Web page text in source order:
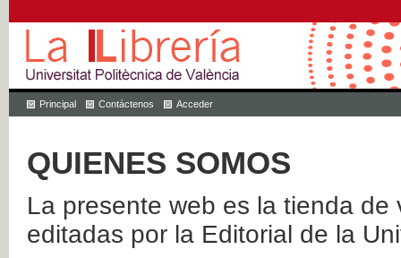
Principal Contáctenos Acceder
QUIENES SOMOS
La presente web es la tienda
editadas por la Editorial de la